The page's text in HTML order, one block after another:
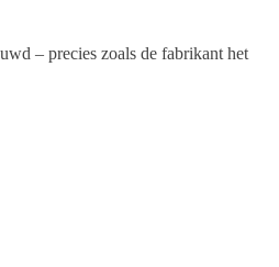
– precies zoals de fabrikant het